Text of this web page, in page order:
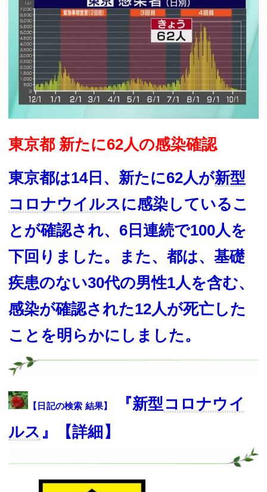
東京都 新たに62人の感染確認
東京都は14日、新たに62人が新型
コロナウイルスに感染しているこ
とが確認され、6日連続で100人を
下回りました。また、都は、基礎
疾患のない30代の男性1人を含む、
感染が確認された12人が死亡した
ことを明らかにしました。
【日記の検索 結果】 『新型 コロナウイ
ルス 』【詳細】